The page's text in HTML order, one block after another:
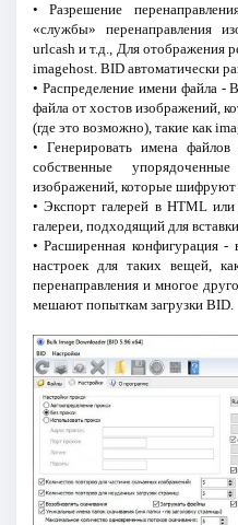
• Разрешение
«службы» перенаправления
urlcash и т.д., Для отображения
imagehost. BID автоматически
• Распределение имени файла -
файла от хостов изображений,
(где это возможно), такие как
• Генерировать имена
собственные
изображений, которые шифруют
• Экспорт галерей в HTML
галереи, подходящий для
• Расширенная конфигурация
настроек для таких вещей,
перенаправления и многое
мешают попыткам загрузки BID.